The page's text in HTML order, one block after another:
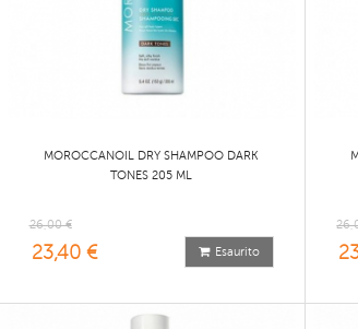
MOROCCANOIL DRY SHAMPOO DARK
TONES 205 ML
26,00 €
23,40 € Esaurito